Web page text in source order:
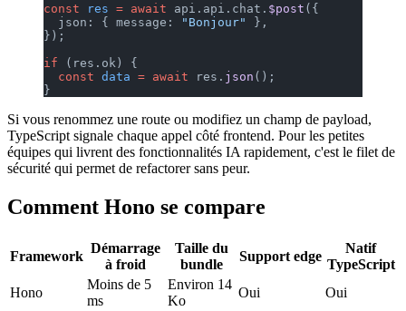
const res = await api.api.chat. $post ({
  json: { message:
"Bonjour"
},
});
if (res.ok) {
  const
data = await res. json ();
}
Si vous renommez une route ou modifiez un champ de payload,
TypeScript signale chaque appel côté frontend. Pour les petites
équipes qui livrent des fonctionnalités IA rapidement, c'est le filet de
sécurité qui permet de refactorer sans peur.
Comment Hono se compare
Framework
Démarrage
à froid
Taille du
bundle
Support edge
Natif
TypeScript
Hono
Moins de 5
ms
Environ 14
Ko
Oui Oui